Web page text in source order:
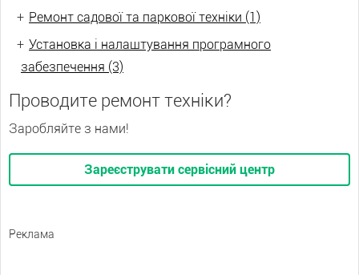
+ Ремонт садової та паркової техніки (1)
+ Установка і налаштування програмного
забезпечення (3)
Проводите ремонт техніки?
Заробляйте з нами!
Зареєструвати сервісний центр
Реклама